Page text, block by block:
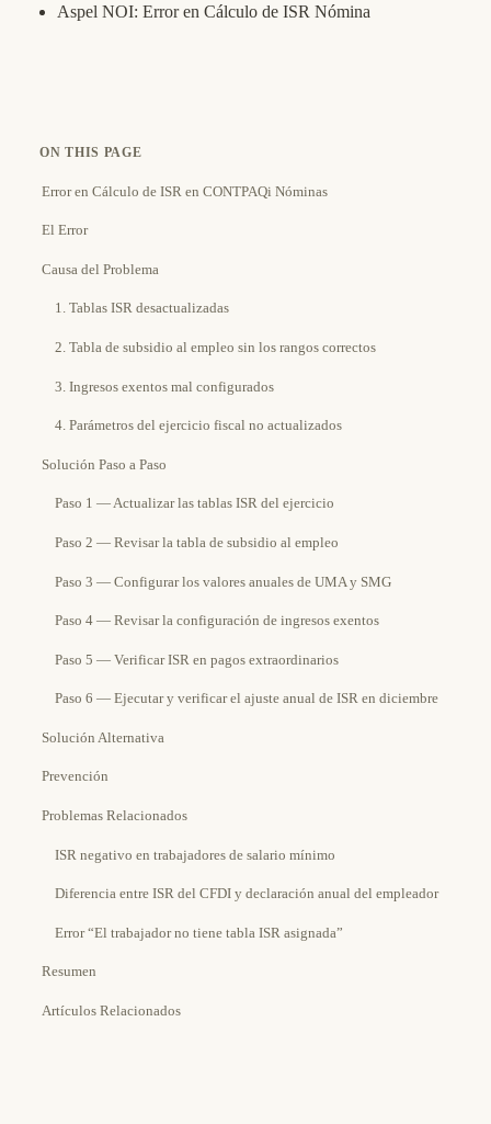
Aspel NOI: Error en Cálculo de ISR Nómina
ON THIS PAGE
Error en Cálculo de ISR en CONTPAQi Nóminas
El Error
Causa del Problema
1. Tablas ISR desactualizadas
2. Tabla de subsidio al empleo sin los rangos correctos
3. Ingresos exentos mal configurados
4. Parámetros del ejercicio fiscal no actualizados
Solución Paso a Paso
Paso 1 — Actualizar las tablas ISR del ejercicio
Paso 2 — Revisar la tabla de subsidio al empleo
Paso 3 — Configurar los valores anuales de UMA y SMG
Paso 4 — Revisar la configuración de ingresos exentos
Paso 5 — Verificar ISR en pagos extraordinarios
Paso 6 — Ejecutar y verificar el ajuste anual de ISR en diciembre
Solución Alternativa
Prevención
Problemas Relacionados
ISR negativo en trabajadores de salario mínimo
Diferencia entre ISR del CFDI y declaración anual del empleador
Error “El trabajador no tiene tabla ISR asignada”
Resumen
Artículos Relacionados